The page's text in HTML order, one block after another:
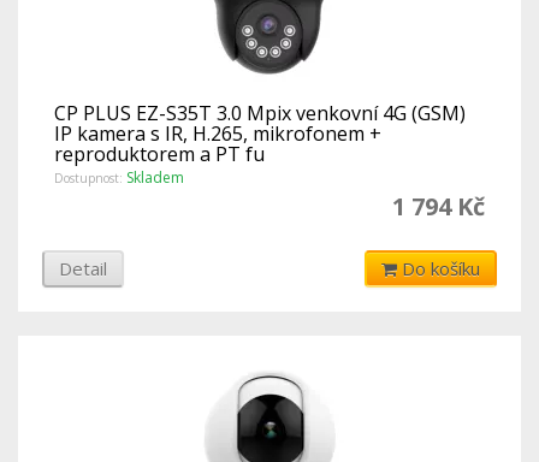
CP PLUS EZ-S35T 3.0 Mpix venkovní 4G (GSM)
IP kamera s IR, H.265, mikrofonem +
reproduktorem a PT fu
Dostupnost: Skladem
1 794 Kč
Detail Do košíku